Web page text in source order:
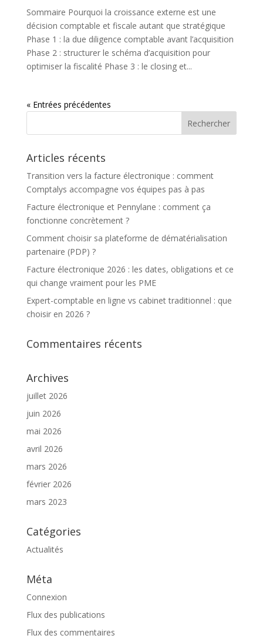
Sommaire Pourquoi la croissance externe est une
décision comptable et fiscale autant que stratégique
Phase 1 : la due diligence comptable avant l’acquisition
Phase 2 : structurer le schéma d’acquisition pour
optimiser la fiscalité Phase 3 : le closing et...
« Entrées précédentes
Articles récents
Transition vers la facture électronique : comment
Comptalys accompagne vos équipes pas à pas
Facture électronique et Pennylane : comment ça
fonctionne concrètement ?
Comment choisir sa plateforme de dématérialisation
partenaire (PDP) ?
Facture électronique 2026 : les dates, obligations et ce
qui change vraiment pour les PME
Expert-comptable en ligne vs cabinet traditionnel : que
choisir en 2026 ?
Commentaires récents
Archives
juillet 2026
juin 2026
mai 2026
avril 2026
mars 2026
février 2026
mars 2023
Catégories
Actualités
Méta
Connexion
Flux des publications
Flux des commentaires